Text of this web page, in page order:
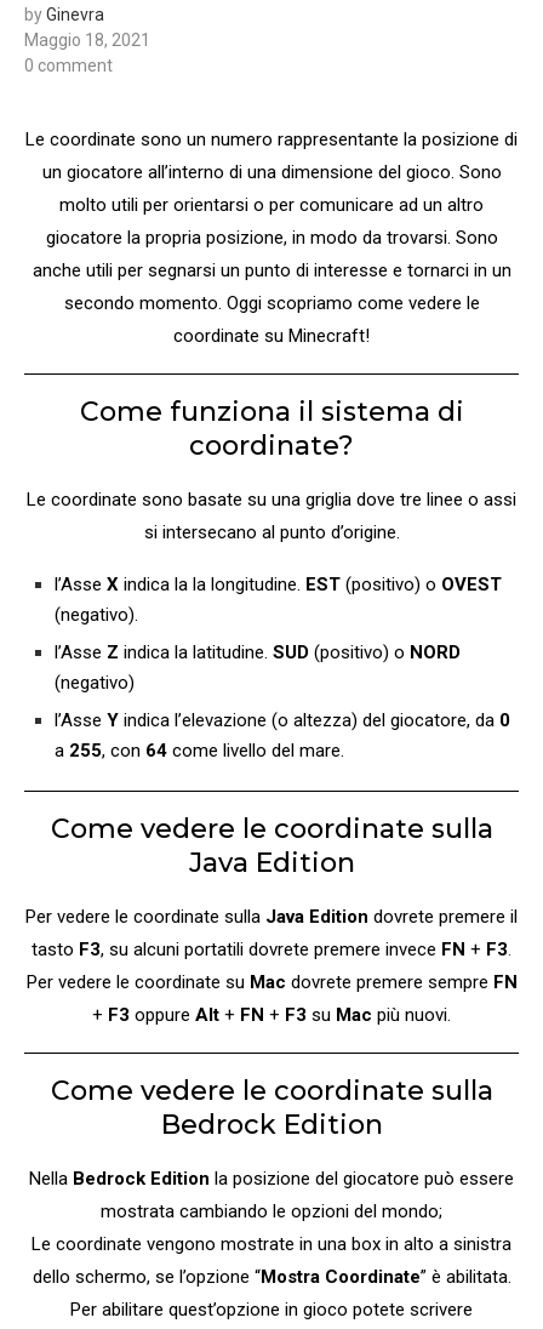
byGinevra
Maggio 18, 2021
0 comment
Le coordinate sono un numero rappresentante la posizione di
un giocatore all’interno di una dimensione del gioco. Sono
molto utili per orientarsi o per comunicare ad un altro
giocatore la propria posizione, in modo da trovarsi. Sono
anche utili per segnarsi un punto di interesse e tornarci in un
secondo momento. Oggi scopriamo come vedere le
coordinate su Minecraft!
Come funziona il sistema di
coordinate?
Le coordinate sono basate su una griglia dove tre linee o assi
si intersecano al punto d’origine.
l’Asse X indica la la longitudine. EST (positivo) o OVEST
(negativo).
l’Asse Z indica la latitudine. SUD (positivo) o NORD
(negativo)
l’Asse Y indica l’elevazione (o altezza) del giocatore, da 0
a 255, con 64 come livello del mare.
Come vedere le coordinate sulla
Java Edition
Per vedere le coordinate sulla Java Edition dovrete premere il
tasto F3, su alcuni portatili dovrete premere invece FN + F3.
Per vedere le coordinate su Mac dovrete premere sempre FN
+ F3 oppure Alt + FN + F3 su Mac più nuovi.
Come vedere le coordinate sulla
Bedrock Edition
Nella Bedrock Edition la posizione del giocatore può essere
mostrata cambiando le opzioni del mondo;
Le coordinate vengono mostrate in una box in alto a sinistra
dello schermo, se l’opzione “Mostra Coordinate” è abilitata.
Per abilitare quest’opzione in gioco potete scrivere